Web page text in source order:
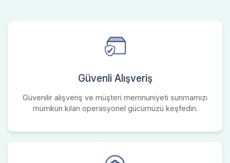
Güvenli Alışveriş
Güvenilir alışveriş ve müşteri memnuniyeti sunmamızı
mümkün kılan operasyonel gücümüzü keşfedin.